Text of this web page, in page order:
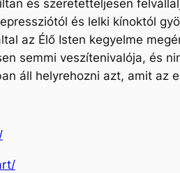
és szeretetteljesen
és lelki kínoktól
az Élő Isten kegyelme
semmi veszítenivalója, és
áll helyrehozni azt, amit az